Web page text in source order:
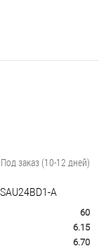
Под заказ (10-12 дней)
A
60
6.15
6.70